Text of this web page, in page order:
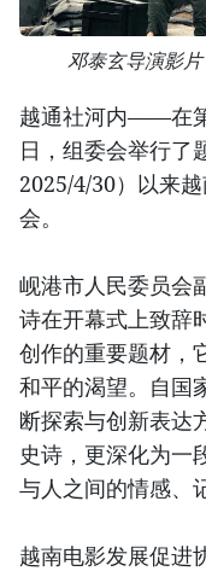
邓泰玄导演影
越通社河内——在
日，组委会举行了
2025/4/30）以来
会。
岘港市人民委员会
诗在开幕式上致辞
创作的重要题材，
和平的渴望。自国
断探索与创新表达
史诗，更深化为一
与人之间的情感、
越南电影发展促进